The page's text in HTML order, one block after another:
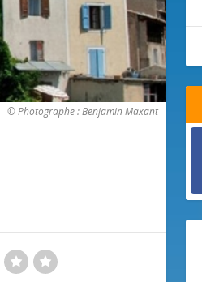
© Photographe : Benjamin Maxant